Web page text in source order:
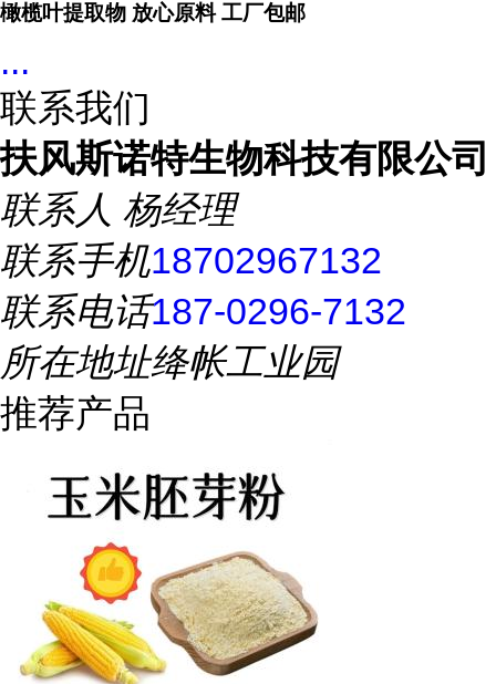
橄榄叶提取物 放心原料工厂包邮
...
联系我们
扶风斯诺特生物科技有限公司
联系人 杨经理
联系手机18702967132
联系电话187-0296-7132
所在地址绛帐工业园
推荐产品